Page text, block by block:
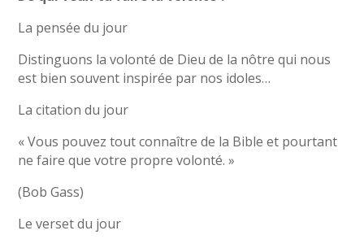
La pensée du jour
Distinguons la volonté de Dieu de la nôtre qui nous
est bien souvent inspirée par nos idoles…
La citation du jour
« Vous pouvez tout connaître de la Bible et pourtant
ne faire que votre propre volonté. »
(Bob Gass)
Le verset du jour